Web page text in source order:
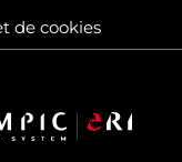
de cookies